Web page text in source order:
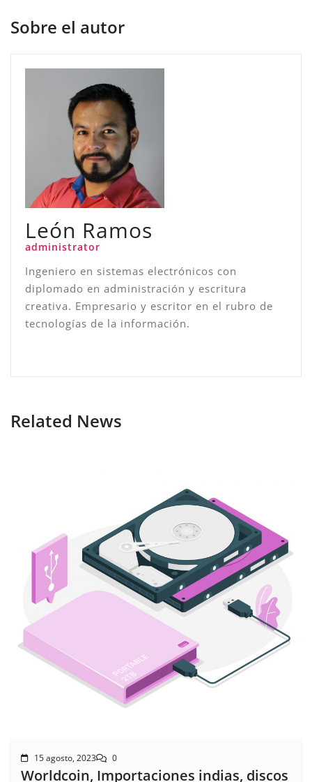
Sobre el autor
León Ramos
administrator
Ingeniero en sistemas electrónicos con
diplomado en administración y escritura
creativa. Empresario y escritor en el rubro de
tecnologías de la información.
Related News
15 agosto, 2023 0
Worldcoin, Importaciones indias, discos